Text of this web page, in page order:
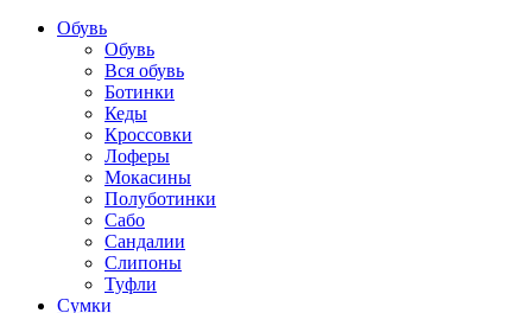
Обувь
Обувь
Вся обувь
Ботинки
Кеды
Кроссовки
Лоферы
Мокасины
Полуботинки
Сабо
Сандалии
Слипоны
Туфли
Сумки